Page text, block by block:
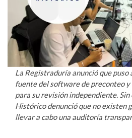
La Registraduría anunció que puso
fuente del software de preconteo
para su revisión independiente. Sin
Histórico denunció que no existen
llevar a cabo una auditoría